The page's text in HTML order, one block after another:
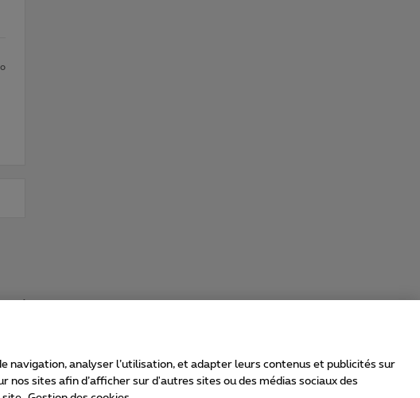
navigation, analyser l’utilisation, et adapter leurs contenus et publicités sur
sites afin d’afficher sur d'autres sites ou des médias sociaux des